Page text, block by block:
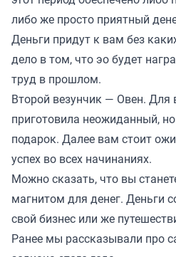
либо же просто приятный
Деньги придут к вам без
дело в том, что эо будет
труд в прошлом.
Второй везунчик — Овен. Для
приготовила неожиданный,
подарок. Далее вам стоит
успех во всех начинаниях.
Можно сказать, что вы
магнитом для денег. Деньги
свой бизнес или же
Ранее мы рассказывали про